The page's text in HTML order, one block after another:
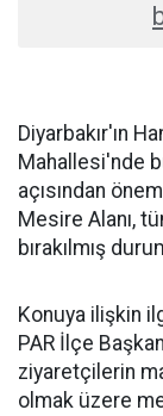
Diyarbakır'ın
Mahallesi'nde
açısından
Mesire Alanı,
bırakılmış
Konuya ilişkin
PAR İlçe
ziyaretçilerin
olmak üzere